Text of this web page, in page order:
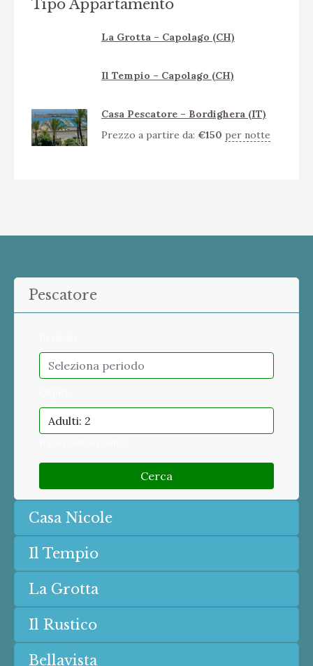
Tipo Appartamento
La Grotta – Capolago (CH)
Il Tempio – Capolago (CH)
Casa Pescatore – Bordighera (IT)
Prezzo a partire da: €150 per notte
Pescatore
Adulti: 2
Cerca
Casa Nicole
Il Tempio
La Grotta
Il Rustico
Bellavista